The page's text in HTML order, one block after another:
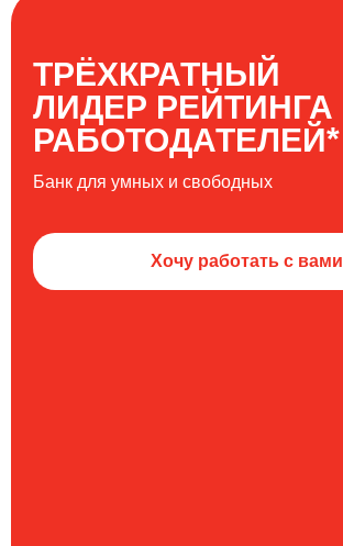
ТРЁХКРАТНЫЙ
ЛИДЕР РЕЙТИНГА
РАБОТОДАТЕЛЕЙ*
Банк для умных и свободных
Хочу работать с вами